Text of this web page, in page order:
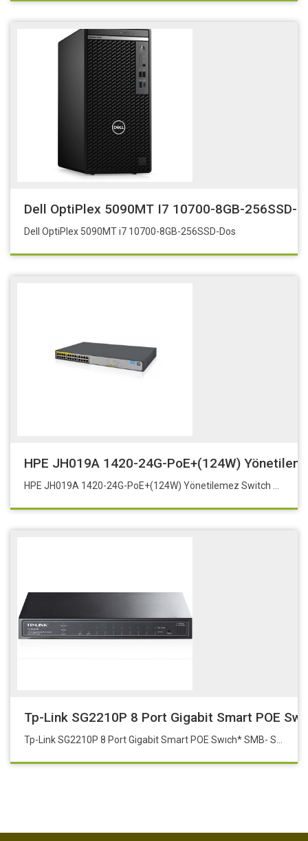
Dell OptiPlex 5090MT I7 10700-8GB-256SSD-
Dell OptiPlex 5090MT i7 10700-8GB-256SSD-Dos
HPE JH019A 1420-24G-PoE+(124W)
Tp-Link SG2210P 8 Port Gigabit Smart POE